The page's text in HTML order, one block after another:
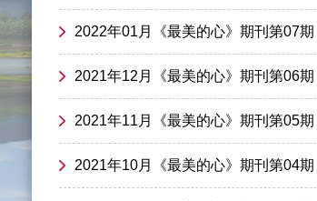
2022年01月《最美的心》期刊第07期
2021年12月《最美的心》期刊第06期
2021年11月《最美的心》期刊第05期
2021年10月《最美的心》期刊第04期